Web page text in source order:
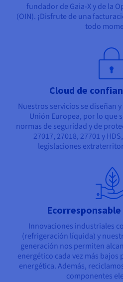
fundador de Gaia-X y de la
(OIN). ¡Disfrute de una
todo
Cloud de
Nuestros servicios se diseñan
Unión Europea, por lo que
normas de seguridad y de
27017, 27018, 27701 y
legislaciones
Innovaciones industriales
(refrigeración líquida) y
generación nos permiten
energético cada vez más
energética. Además,
componentes